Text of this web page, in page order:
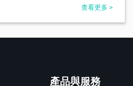
查看更多 >
產品與服務